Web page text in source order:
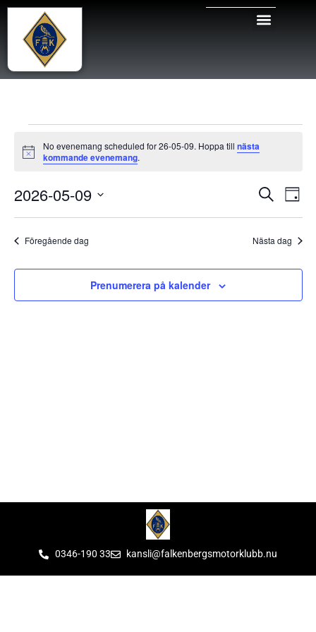
Notis
No evenemang scheduled for 26-05-09. Hoppa till nästa
kommande evenemang.
and
Sök Dag
2026-05-09
datum.
Föregående dag Nästa dag
Prenumerera på kalender
0346-190 33 kansli@falkenbergsmotorklubb.nu